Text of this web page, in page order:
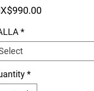
Price
*
*